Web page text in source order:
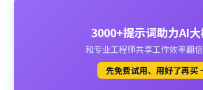
3000+提示词助力AI
和专业工程师共享工作效率翻
先免费试用、用好了再买